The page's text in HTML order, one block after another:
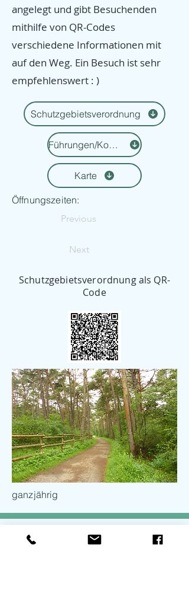
angelegt und gibt Besuchenden
mithilfe von QR-Codes
verschiedene Informationen mit
auf den Weg. Ein Besuch ist sehr
empfehlenswert : )
Schutzgebietsverordnung
Führungen/Kontakt
Karte
Öffnungszeiten:
Previous
Next
Schutzgebietsverordnung als QR-
Code
ganzjährig
Unsere Vision,